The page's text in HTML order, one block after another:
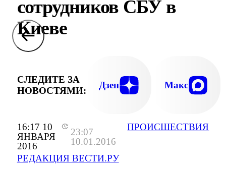
16:17 10
ЯНВАРЯ
2016
23:07
10.01.2016
РЕДАКЦИЯ ВЕСТИ.РУ
ПРОИСШЕСТВИЯ
сотрудников СБУ в
Киеве
СЛЕДИТЕ ЗА
НОВОСТЯМИ:
Дзен Макс